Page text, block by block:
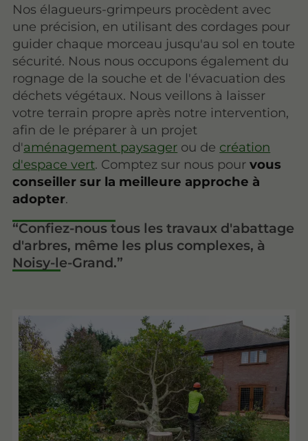
Nos élagueurs-grimpeurs procèdent avec
une précision, en utilisant des cordages pour
guider chaque morceau jusqu'au sol en toute
sécurité. Nous nous occupons également du
rognage de la souche et de l'évacuation des
déchets végétaux. Nous veillons à laisser
votre terrain propre après notre intervention,
afin de le préparer à un projet
d'aménagement paysager ou de création
d'espace vert. Comptez sur nous pourvous
conseiller sur la meilleure approche à
adopter.
Confiez-nous tous les travaux d'abattage
d'arbres, même les plus complexes, à
Noisy-le-Grand.